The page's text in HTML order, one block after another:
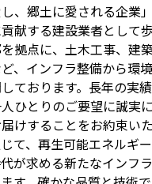
、郷土に愛される企業
献する建設業者として
拠点に、土木工事、建
、インフラ整備から環
ております。長年の実
ひとりのご要望に誠実
けすることをお約束いた
て、再生可能エネルギ
が求める新たなインフ